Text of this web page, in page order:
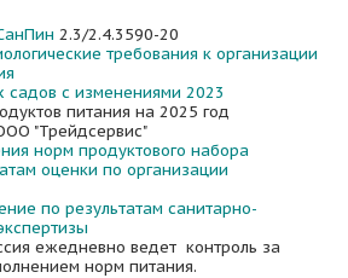
2.3/2.4.3590-20
требования к организации
садов с изменениями 2023
питания на 2025 год
"Трейдсервис"
норм продуктового набора
оценки по организации
по результатам санитарно-
ежедневно ведет  контроль за
норм питания.